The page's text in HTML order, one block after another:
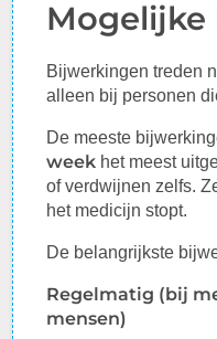
Bijwerkingen treden
alleen bij personen
De meeste
week het meest
of verdwijnen zelfs.
het medicijn stopt.
De belangrijkste
Regelmatig (bij
mensen)